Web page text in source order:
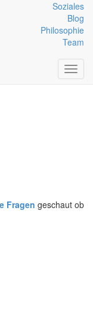
Soziales
Blog
Philosophie
Team
Fragen geschaut ob